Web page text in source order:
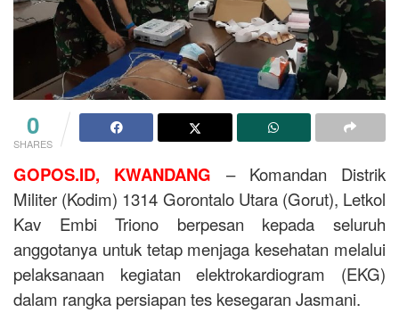
0
SHARES
GOPOS.ID, KWANDANG – Komandan Distrik
Militer (Kodim) 1314 Gorontalo Utara (Gorut), Letkol
Kav Embi Triono berpesan kepada seluruh
anggotanya untuk tetap menjaga kesehatan melalui
pelaksanaan kegiatan elektrokardiogram (EKG)
dalam rangka persiapan tes kesegaran Jasmani.